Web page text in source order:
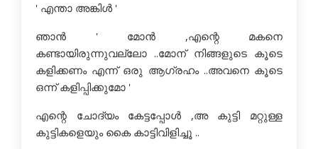
' എന്താ അങ്കിള്‍ '
ഞാന്‍ ' മോന്‍ ,എന്റെ മകനെ
കണ്ടായിരുന്നുവല്ലോ ..മോന് നിങ്ങളുടെ കൂടെ
കളിക്കണം എന്ന് ഒരു ആഗ്രഹം ..അവനെ കൂടെ
ഒന്ന് കളിപ്പിക്കുമോ '
എന്റെ ചോദ്യം കേട്ടപ്പോള്‍ ,അ കുട്ടി മറ്റുള്ള
കുട്ടികളെയും കൈ കാട്ടിവിളിച്ചൂ ..